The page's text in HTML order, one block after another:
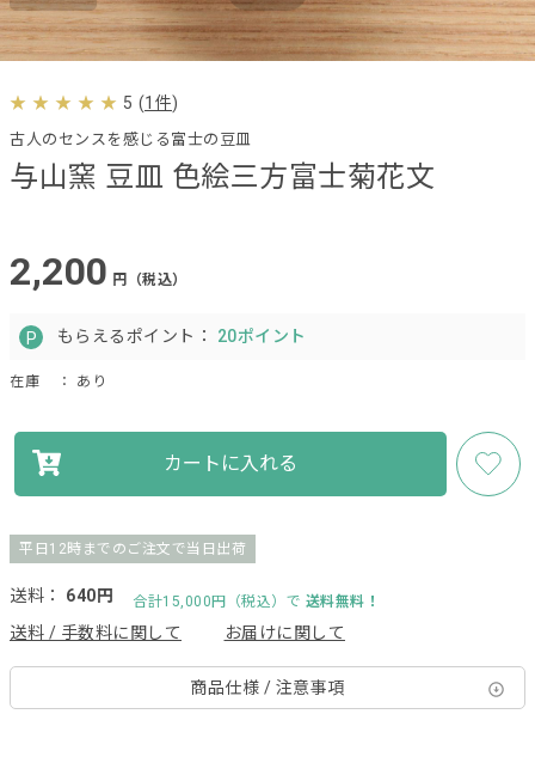
与山窯 豆皿 色絵三方富士菊花文
古人のセンスを感じる富士の豆皿
5 (1件)
2,200 円（税込）
もらえるポイント： 20ポイント
在庫 ： あり
カートに入れる
平日12時までのご注文で当日出荷
送料： 640円 合計15,000円（税込）で 送料無料！
送料 / 手数料に関して お届けに関して
商品仕様 / 注意事項